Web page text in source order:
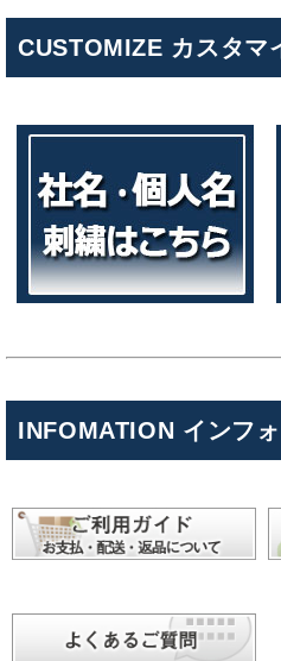
CUSTOMIZE カスタマ
INFOMATION インフ